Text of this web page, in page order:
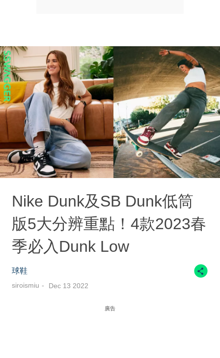
Nike Dunk及SB Dunk低筒
版5大分辨重點！4款2023春
季必入Dunk Low
球鞋
siroismiu Dec 13 2022
廣告